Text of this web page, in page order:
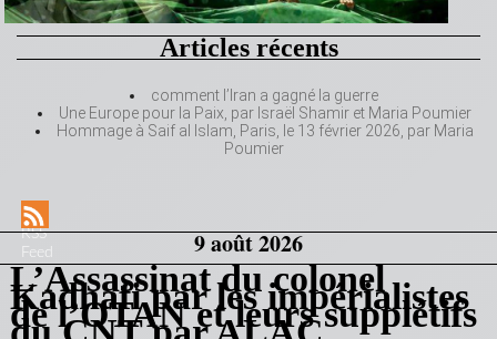
Articles récents
comment l’Iran a gagné la guerre
Une Europe pour la Paix, par Israël Shamir et Maria Poumier
Hommage à Saif al Islam, Paris, le 13 février 2026, par Maria
Poumier
RSS
Feed
9 août 2026
L’Assassinat du colonel
Kadhafi par les impérialistes
de l’OTAN et leurs supplétifs